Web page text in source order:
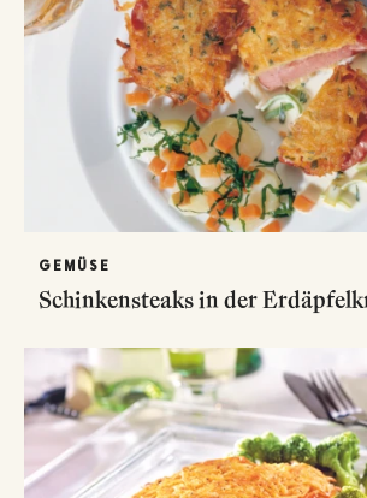
GEMÜSE
Schinkensteaks in der